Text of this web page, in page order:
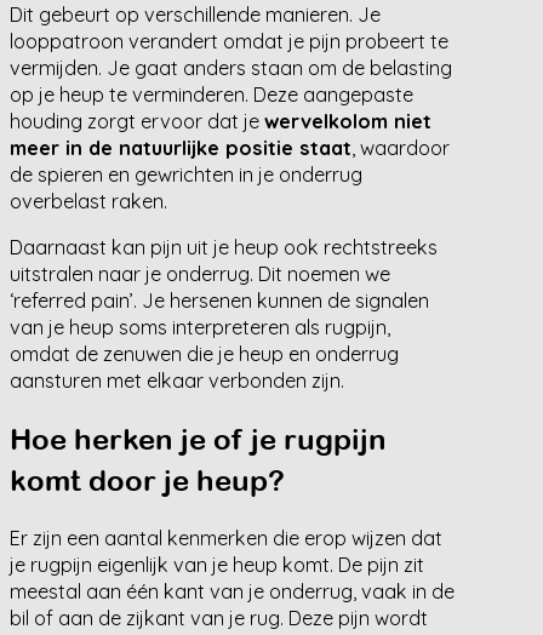
Dit gebeurt op verschillende manieren. Je
looppatroon verandert omdat je pijn probeert te
vermijden. Je gaat anders staan om de belasting
op je heup te verminderen. Deze aangepaste
houding zorgt ervoor dat je wervelkolom niet
meer in de natuurlijke positie staat , waardoor
de spieren en gewrichten in je onderrug
overbelast raken.
Daarnaast kan pijn uit je heup ook rechtstreeks
uitstralen naar je onderrug. Dit noemen we
‘referred pain’. Je hersenen kunnen de signalen
van je heup soms interpreteren als rugpijn,
omdat de zenuwen die je heup en onderrug
aansturen met elkaar verbonden zijn.
Hoe herken je of je rugpijn
komt door je heup?
Er zijn een aantal kenmerken die erop wijzen dat
je rugpijn eigenlijk van je heup komt. De pijn zit
meestal aan één kant van je onderrug, vaak in de
bil of aan de zijkant van je rug. Deze pijn wordt